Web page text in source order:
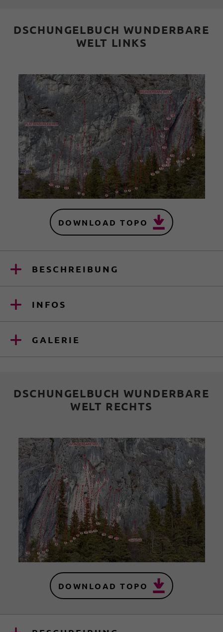
DSCHUNGELBUCH WUNDERBARE
WELT LINKS
DOWNLOAD TOPO
BESCHREIBUNG
INFOS
GALERIE
DSCHUNGELBUCH WUNDERBARE
WELT RECHTS
DOWNLOAD TOPO